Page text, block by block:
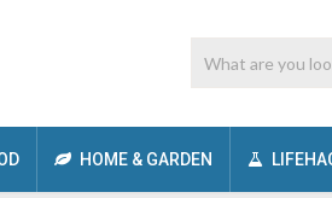
HOME & GARDEN